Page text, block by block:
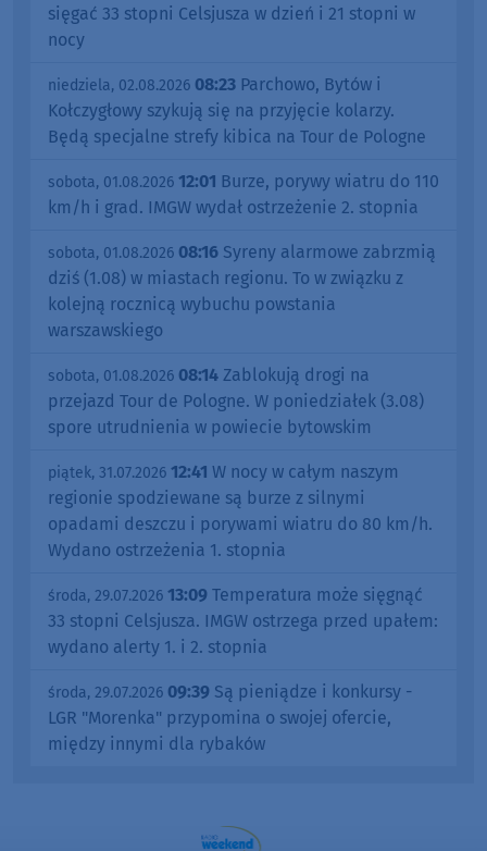
sięgać 33 stopni Celsjusza w dzień i 21 stopni w
nocy
niedziela, 02.08.2026 08:23 Parchowo, Bytów i
Kołczygłowy szykują się na przyjęcie kolarzy.
Będą specjalne strefy kibica na Tour de Pologne
sobota, 01.08.2026 12:01 Burze, porywy wiatru do 110
km/h i grad. IMGW wydał ostrzeżenie 2. stopnia
sobota, 01.08.2026 08:16 Syreny alarmowe zabrzmią
dziś (1.08) w miastach regionu. To w związku z
kolejną rocznicą wybuchu powstania
warszawskiego
sobota, 01.08.2026 08:14 Zablokują drogi na
przejazd Tour de Pologne. W poniedziałek (3.08)
spore utrudnienia w powiecie bytowskim
piątek, 31.07.2026 12:41 W nocy w całym naszym
regionie spodziewane są burze z silnymi
opadami deszczu i porywami wiatru do 80 km/h.
Wydano ostrzeżenia 1. stopnia
środa, 29.07.2026 13:09 Temperatura może sięgnąć
33 stopni Celsjusza. IMGW ostrzega przed upałem:
wydano alerty 1. i 2. stopnia
środa, 29.07.2026 09:39 Są pieniądze i konkursy -
LGR "Morenka" przypomina o swojej ofercie,
między innymi dla rybaków